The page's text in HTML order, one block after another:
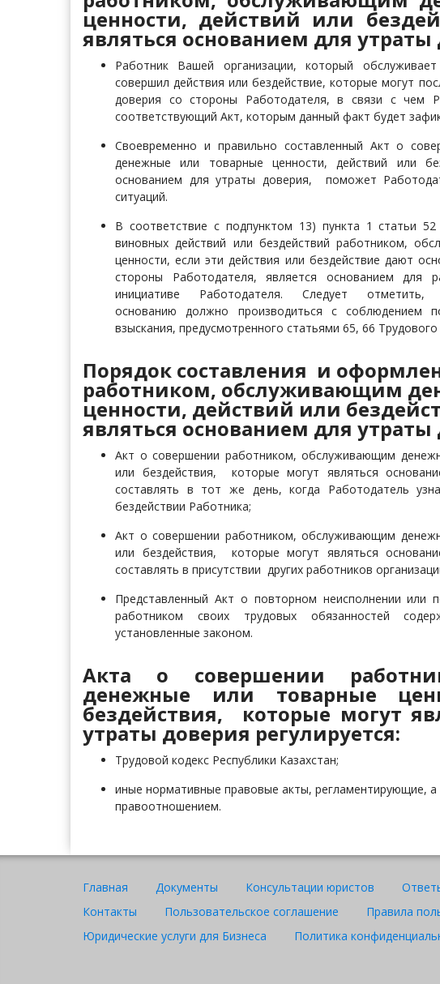
ценности, действий или
являться основанием для утраты
Работник Вашей организации, который
совершил действия или бездействие, которые могут
доверия со стороны Работодателя, в связи с чем
соответствующий Акт, которым данный факт будет
Своевременно и правильно составленный Акт о
денежные или товарные ценности, действий или
основанием для утраты доверия, поможет
ситуаций.
В соответствие с подпунктом 13) пункта 1 статьи
виновных действий или бездействий работником,
ценности, если эти действия или бездействие дают
стороны Работодателя, является основанием для
инициативе Работодателя. Следует
основанию должно производиться с соблюдением
взыскания, предусмотренного статьями 65, 66 Трудового
Порядок составления и
работником, обслуживающим
ценности, действий или
являться основанием для утраты
Акт о совершении работником, обслуживающим
или бездействия, которые могут являться
составлять в тот же день, когда Работодатель
бездействии Работника;
Акт о совершении работником, обслуживающим
или бездействия, которые могут являться
составлять в присутствии других работников
Представленный Акт о повторном неисполнении или
работником своих трудовых обязанностей
установленные законом.
Акта о совершении
денежные или товарные
бездействия, которые могут
утраты доверия регулируется:
Трудовой кодекс Республики Казахстан;
иные нормативные правовые акты, регламентирующие,
правоотношением.
Главная Документы Консультации юристов
Контакты
Пользовательское соглашение Правила
Юридические услуги для Бизнеса
Политика